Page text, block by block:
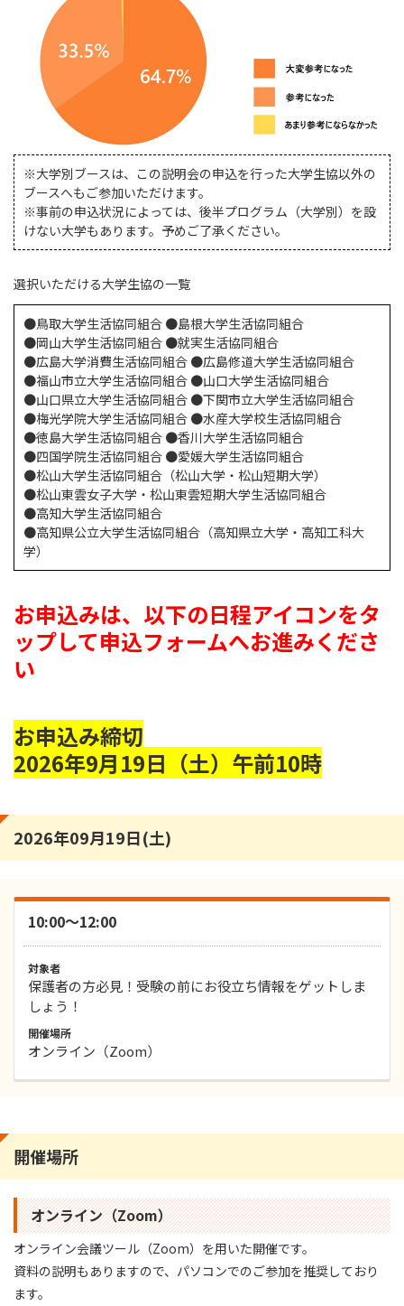
※大学別ブースは、この説明会の申込を行った大学生協以外の
ブースへもご参加いただけます。
※事前の申込状況によっては、後半プログラム（大学別）を設
けない大学もあります。予めご了承ください。
選択いただける大学生協の一覧
●⿃取⼤学⽣活協同組合 ●島根⼤学⽣活協同組合
●岡⼭⼤学⽣活協同組合 ●就実⽣活協同組合
●広島⼤学消費⽣活協同組合 ●広島修道⼤学⽣活協同組合
●福⼭市⽴⼤学⽣活協同組合 ●⼭⼝⼤学⽣活協同組合
●⼭⼝県⽴⼤学⽣活協同組合 ●下関市⽴⼤学⽣活協同組合
●梅光学院⼤学⽣活協同組合 ●⽔産⼤学校⽣活協同組合
●徳島⼤学⽣活協同組合 ●⾹川⼤学⽣活協同組合
●四国学院⽣活協同組合 ●愛媛⼤学⽣活協同組合
●松⼭⼤学⽣活協同組合（松⼭⼤学・松⼭短期⼤学）
●松⼭東雲⼥⼦⼤学・松⼭東雲短期⼤学⽣活協同組合
●⾼知⼤学⽣活協同組合
●⾼知県公⽴⼤学⽣活協同組合（⾼知県⽴⼤学・⾼知⼯科⼤
学）
お申込みは、以下の日程アイコンをタ
ップして申込フォームへお進みくださ
い
お申込み締切
2026年9月19日（土）午前10時
2026年09月19日(土)
10:00～12:00
対象者
保護者の方必見！受験の前にお役立ち情報をゲットしま
しょう！
開催場所
オンライン（Zoom）
開催場所
オンライン（Zoom）
オンライン会議ツール（Zoom）を用いた開催です。
資料の説明もありますので、パソコンでのご参加を推奨しており
ます。